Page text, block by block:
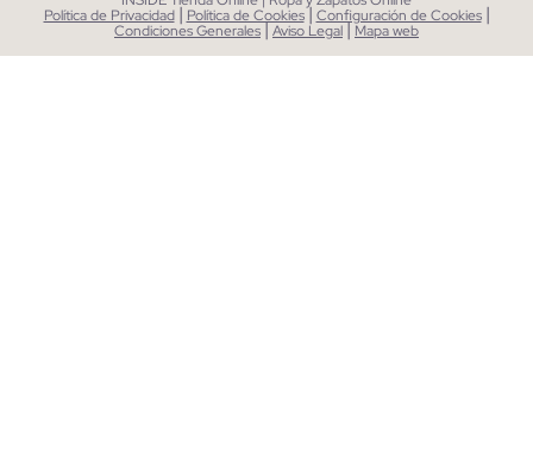
Política de Privacidad | Política de Cookies| Configuración de Cookies |
Condiciones Generales|Aviso Legal| Mapa web